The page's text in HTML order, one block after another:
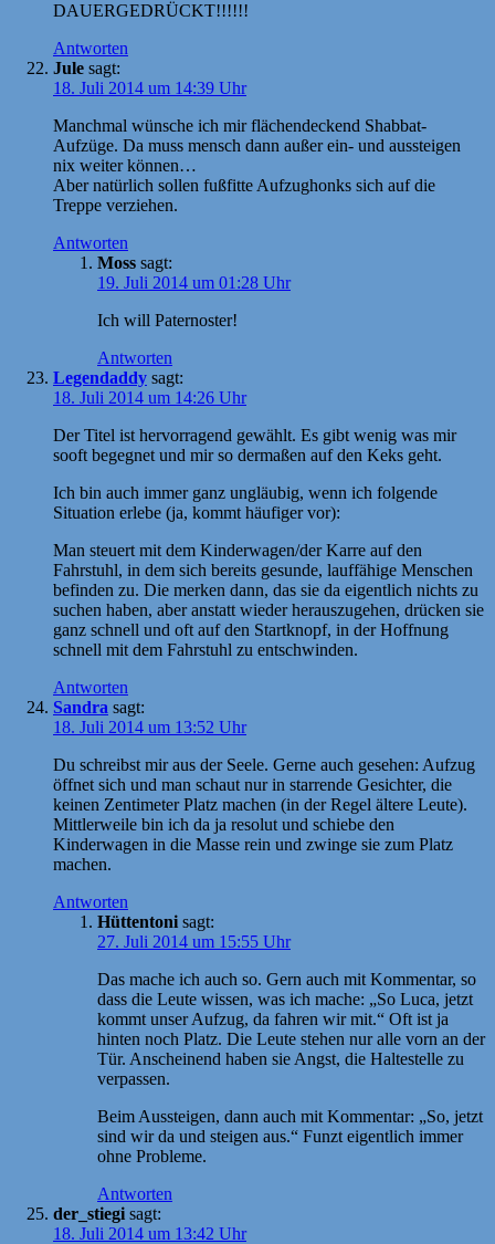
DAUERGEDRÜCKT!!!!!!
Antworten
Jule sagt:
18. Juli 2014 um 14:39 Uhr
Manchmal wünsche ich mir flächendeckend Shabbat-
Aufzüge. Da muss mensch dann außer ein- und aussteigen
nix weiter können…
Aber natürlich sollen fußfitte Aufzughonks sich auf die
Treppe verziehen.
Antworten
Moss sagt:
19. Juli 2014 um 01:28 Uhr
Ich will Paternoster!
Antworten
Legendaddy sagt:
18. Juli 2014 um 14:26 Uhr
Der Titel ist hervorragend gewählt. Es gibt wenig was mir
sooft begegnet und mir so dermaßen auf den Keks geht.
Ich bin auch immer ganz ungläubig, wenn ich folgende
Situation erlebe (ja, kommt häufiger vor):
Man steuert mit dem Kinderwagen/der Karre auf den
Fahrstuhl, in dem sich bereits gesunde, lauffähige Menschen
befinden zu. Die merken dann, das sie da eigentlich nichts zu
suchen haben, aber anstatt wieder herauszugehen, drücken sie
ganz schnell und oft auf den Startknopf, in der Hoffnung
schnell mit dem Fahrstuhl zu entschwinden.
Antworten
Sandra sagt:
18. Juli 2014 um 13:52 Uhr
Du schreibst mir aus der Seele. Gerne auch gesehen: Aufzug
öffnet sich und man schaut nur in starrende Gesichter, die
keinen Zentimeter Platz machen (in der Regel ältere Leute).
Mittlerweile bin ich da ja resolut und schiebe den
Kinderwagen in die Masse rein und zwinge sie zum Platz
machen.
Antworten
Hüttentoni sagt:
27. Juli 2014 um 15:55 Uhr
Das mache ich auch so. Gern auch mit Kommentar, so
dass die Leute wissen, was ich mache: „So Luca, jetzt
kommt unser Aufzug, da fahren wir mit.“ Oft ist ja
hinten noch Platz. Die Leute stehen nur alle vorn an der
Tür. Anscheinend haben sie Angst, die Haltestelle zu
verpassen.
Beim Aussteigen, dann auch mit Kommentar: „So, jetzt
sind wir da und steigen aus.“ Funzt eigentlich immer
ohne Probleme.
Antworten
der_stiegi sagt:
18. Juli 2014 um 13:42 Uhr